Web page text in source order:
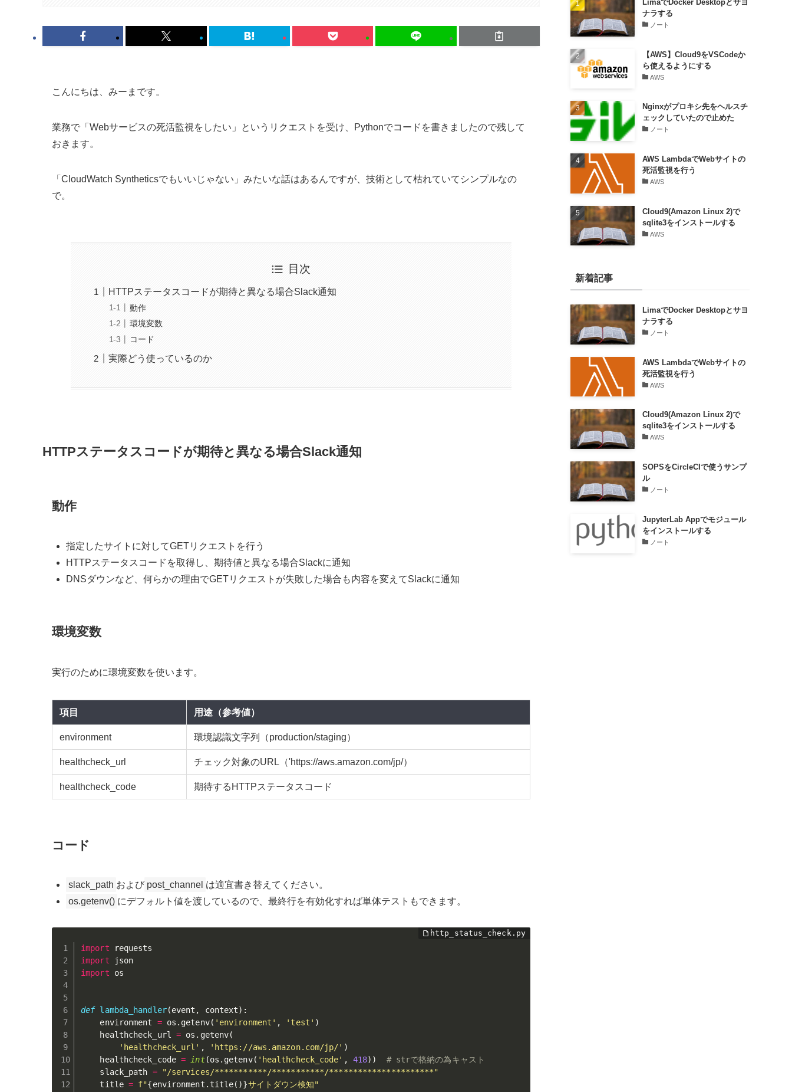
こんにちは、みーまです。
業務で「Webサービスの死活監視をしたい」というリクエストを受け、Pythonでコードを書きましたので残して
おきます。
「CloudWatch Syntheticsでもいいじゃない」みたいな話はあるんですが、技術として枯れていてシンプルなの
で。
目次
HTTPステータスコードが期待と異なる場合Slack通知
動作
環境変数
コード
実際どう使っているのか
HTTPステータスコードが期待と異なる場合Slack通知
動作
指定したサイトに対してGETリクエストを行う
HTTPステータスコードを取得し、期待値と異なる場合Slackに通知
DNSダウンなど、何らかの理由でGETリクエストが失敗した場合も内容を変えてSlackに通知
環境変数
実行のために環境変数を使います。
項目 用途（参考値）
environment 環境認識文字列（production/staging）
healthcheck_url チェック対象のURL（'https://aws.amazon.com/jp/）
healthcheck_code 期待するHTTPステータスコード
コード
slack_path および post_channel は適宜書き替えてください。
os.getenv() にデフォルト値を渡しているので、最終行を有効化すれば単体テストもできます。
import
import
import os
def lambda_handler(event , context) :
    environment
= os . getenv( 'environment' , 'test' )
    healthcheck_url
= os . getenv(
'healthcheck_url' , 'https://aws.amazon.com/jp/' )
    healthcheck_code
= int(os . getenv( 'healthcheck_code' , 418) )
# strで格納の為キャスト
    slack_path
=
"/services/***********/***********/**********************"
    title
= f"{environment . title( )}サイトダウン検知"
LimaでDocker Desktopとサヨ
ナラする
ノート
【AWS】Cloud9をVSCodeか
ら使えるようにする
AWS
Nginxがプロキシ先をヘルスチ
ェックしていたので止めた
ノート
AWS LambdaでWebサイトの
死活監視を行う
AWS
Cloud9(Amazon Linux 2)で
sqlite3をインストールする
AWS
新着記事
LimaでDocker Desktopとサヨ
ナラする
ノート
AWS LambdaでWebサイトの
死活監視を行う
AWS
Cloud9(Amazon Linux 2)で
sqlite3をインストールする
AWS
SOPSをCircleCIで使うサンプ
ル
ノート
JupyterLab Appでモジュール
をインストールする
ノート